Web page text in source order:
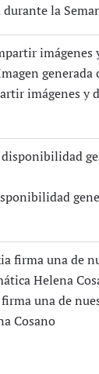
la
imágenes y
una de
Cosano